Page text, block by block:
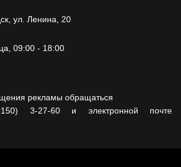
ул. Ленина, 20
09:00 - 18:00
рекламы обращаться
3-27-60 и электронной почте